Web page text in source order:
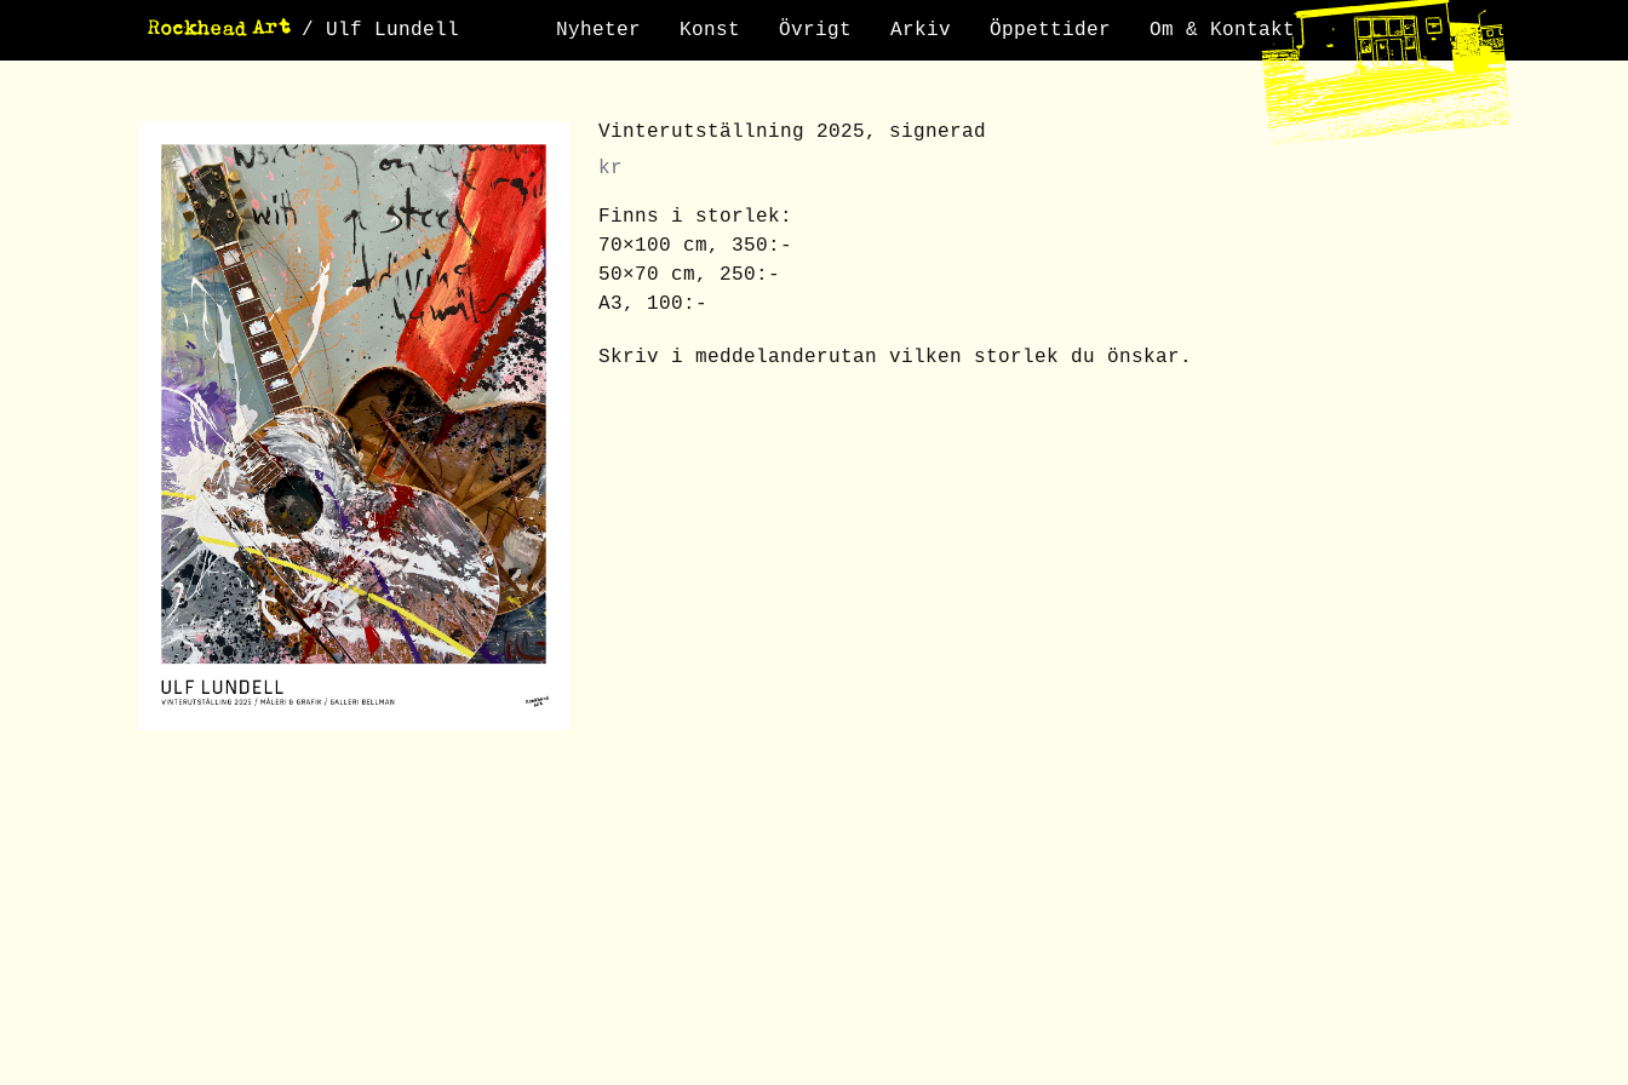
/ Ulf Lundell Nyheter Konst Övrigt Arkiv Öppettider Om & Kontakt
Vinterutställning 2025, signerad
kr
Finns i storlek:
70×100 cm, 350:-
50×70 cm, 250:-
A3, 100:-
Skriv i meddelanderutan vilken storlek du önskar.